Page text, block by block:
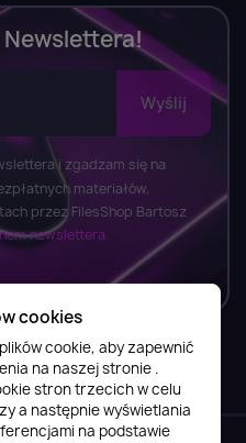
i zgadzam się na
materiałów,
przez FilesShop Bartosz
newslettera.
cookies
cookie, aby zapewnić
na naszej stronie .
stron trzecich w celu
a następnie wyświetlania
na podstawie